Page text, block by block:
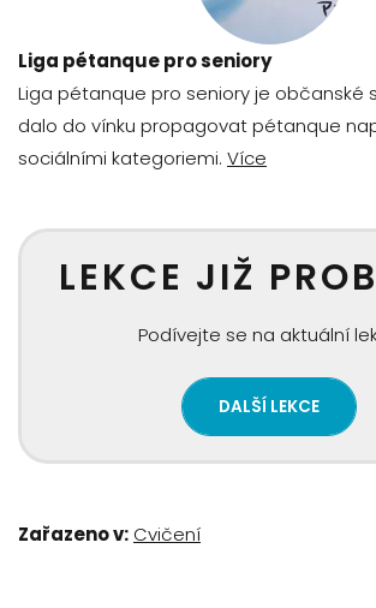
Liga pétanque pro seniory
Liga pétanque pro seniory je občanské
dalo do vínku propagovat pétanque
sociálními kategoriemi. Více
LEKCE JIŽ
Podívejte se na aktuální
DALŠÍ LEKCE
Zařazeno v: Cvičení